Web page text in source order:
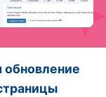
обновление